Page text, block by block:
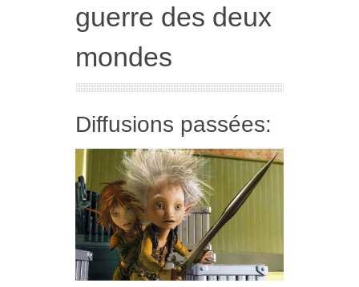
guerre des deux
mondes
Diffusions passées: